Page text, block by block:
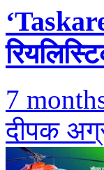
7
दीपक